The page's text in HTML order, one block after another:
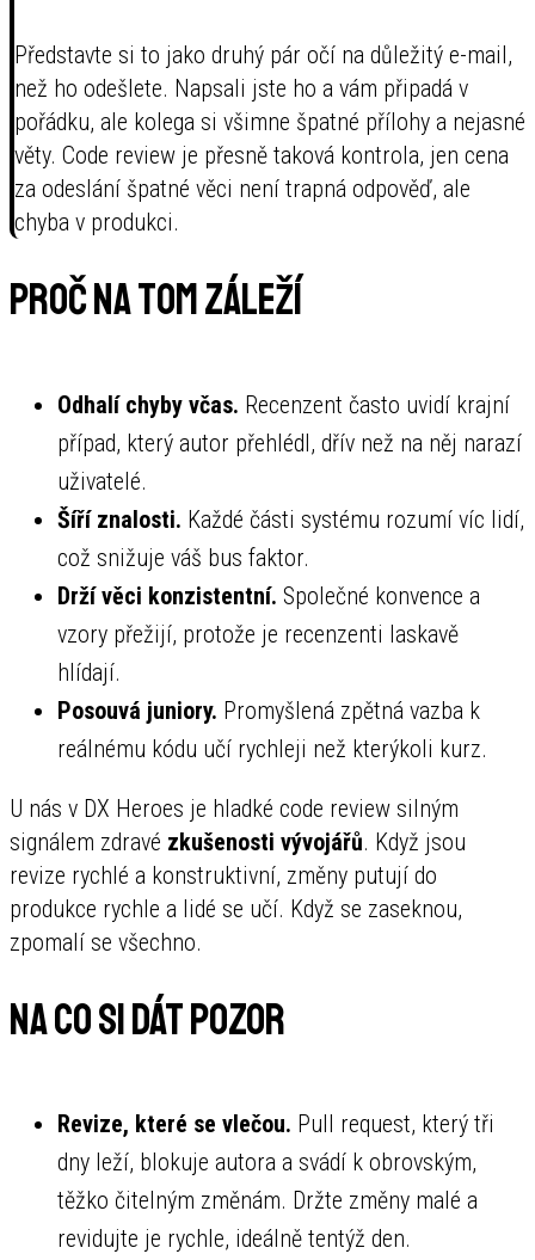
Představte si to jako druhý pár očí na důležitý e-mail,
než ho odešlete. Napsali jste ho a vám připadá v
pořádku, ale kolega si všimne špatné přílohy a nejasné
věty. Code review je přesně taková kontrola, jen cena
za odeslání špatné věci není trapná odpověď, ale
chyba v produkci.
Proč na tom záleží
Odhalí chyby včas. Recenzent často uvidí krajní
případ, který autor přehlédl, dřív než na něj narazí
uživatelé.
Šíří znalosti. Každé části systému rozumí víc lidí,
což snižuje váš bus faktor.
Drží věci konzistentní. Společné konvence a
vzory přežijí, protože je recenzenti laskavě
hlídají.
Posouvá juniory. Promyšlená zpětná vazba k
reálnému kódu učí rychleji než kterýkoli kurz.
U nás v DX Heroes je hladké code review silným
signálem zdravé zkušenosti vývojářů. Když jsou
revize rychlé a konstruktivní, změny putují do
produkce rychle a lidé se učí. Když se zaseknou,
zpomalí se všechno.
Na co si dát pozor
Revize, které se vlečou. Pull request, který tři
dny leží, blokuje autora a svádí k obrovským,
těžko čitelným změnám. Držte změny malé a
revidujte je rychle, ideálně tentýž den.